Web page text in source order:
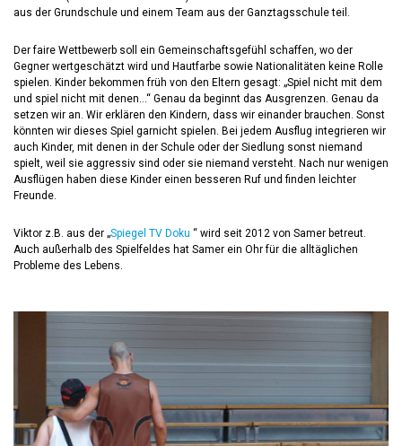
aus der Grundschule und einem Team aus der Ganztagsschule teil.
Der faire Wettbewerb soll ein Gemeinschaftsgefühl schaffen, wo der
Gegner wertgeschätzt wird und Hautfarbe sowie Nationalitäten keine Rolle
spielen. Kinder bekommen früh von den Eltern gesagt: „Spiel nicht mit dem
und spiel nicht mit denen…“ Genau da beginnt das Ausgrenzen. Genau da
setzen wir an. Wir erklären den Kindern, dass wir einander brauchen. Sonst
könnten wir dieses Spiel garnicht spielen. Bei jedem Ausflug integrieren wir
auch Kinder, mit denen in der Schule oder der Siedlung sonst niemand
spielt, weil sie aggressiv sind oder sie niemand versteht. Nach nur wenigen
Ausflügen haben diese Kinder einen besseren Ruf und finden leichter
Freunde.
Viktor z.B. aus der „Spiegel TV Doku “ wird seit 2012 von Samer betreut.
Auch außerhalb des Spielfeldes hat Samer ein Ohr für die alltäglichen
Probleme des Lebens.